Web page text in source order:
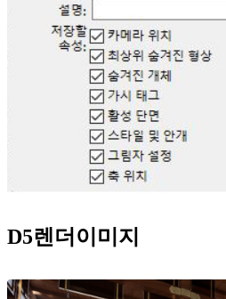
D5렌더이미지